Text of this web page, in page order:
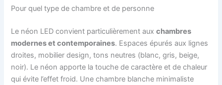
Pour quel type de chambre et de personne
Le néon LED convient particulièrement auxchambres
modernes et contemporaines. Espaces épurés aux lignes
droites, mobilier design, tons neutres (blanc, gris, beige,
noir). Le néon apporte la touche de caractère et de chaleur
qui évite l’effet froid. Une chambre blanche minimaliste